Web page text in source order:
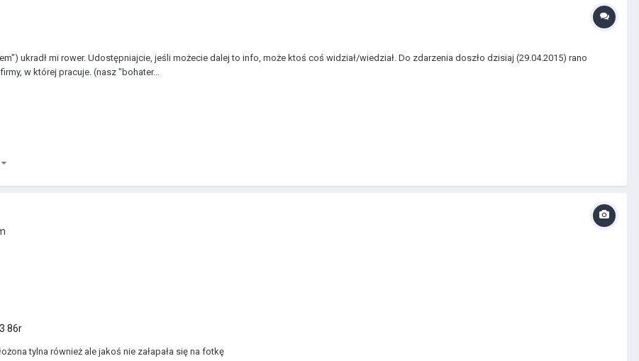
ukradł mi rower. Udostępniajcie, jeśli możecie dalej to info, może ktoś coś widział/wiedział. Do zdarzenia doszło dzisiaj (29.04.2015) rano
w której pracuje. (nasz "bohater...
86r
tylna również ale jakoś nie załapała się na fotkę